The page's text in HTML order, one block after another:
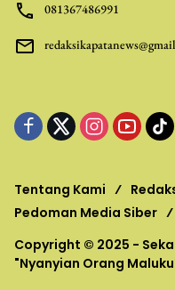
081367486991
Tentang Kami
Pedoman Media Siber
Copyright © 2025 -
"Nyanyian Orang